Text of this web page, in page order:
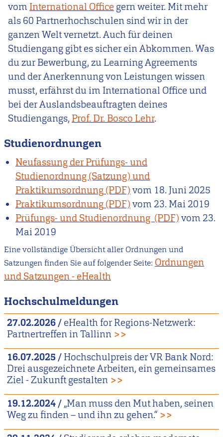
vom International Office gern weiter. Mit mehr
als 60 Partnerhochschulen sind wir in der
ganzen Welt vernetzt. Auch für deinen
Studiengang gibt es sicher ein Abkommen. Was
du zur Bewerbung, zu Learning Agreements
und der Anerkennung von Leistungen wissen
musst, erfährst du im International Office und
bei der Auslandsbeauftragten deines
Studiengangs, Prof. Dr. Bosco Lehr.
Studienordnungen
Neufassung der Prüfungs- und
Studienordnung (Satzung) und
Praktikumsordnung
vom 18. Juni 2025
Praktikumsordnung
vom23. Mai 2019
Prüfungs- und Studienordnung
vom23.
Mai 2019
Eine vollständige Übersicht aller Ordnungen und
Satzungen finden Sie auf folgender Seite: Ordnungen
und Satzungen - eHealth
Hochschulmeldungen
27.02.2026 / eHealth for Regions-Netzwerk:
Partnertreffen in Tallinn >>
16.07.2025 / Hochschulpreis der VR Bank Nord:
Drei ausgezeichnete Arbeiten, ein gemeinsames
Ziel - Zukunft gestalten >>
19.12.2024/ „Man muss den Mut haben, seinen
Weg zu finden – und ihn zu gehen.“ >>